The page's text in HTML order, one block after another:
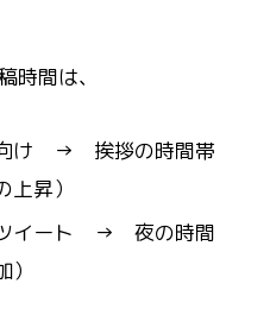
時間は、
向け → 挨拶の時間帯
上昇）
ツイート → 夜の時間